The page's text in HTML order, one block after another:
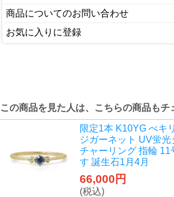
商品についてのお問い合わせ
お気に入りに登録
この商品を見た人は、こちらの商品もチ
限定1本 K10YG べキ
ジガーネット UV蛍
チャーリング 指輪 11
す 誕生石1月4月
66,000円
(税込)